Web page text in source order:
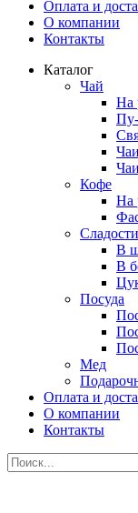
Оплата и
О компании
Контакты
Каталог
Чай
На
Кофе
На
Сладости
В
В
Посуда
Мед
Оплата и
О компании
Контакты
Искать: